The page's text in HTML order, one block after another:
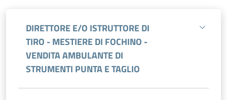
DIRETTORE E/O ISTRUTTORE DI
TIRO - MESTIERE DI FOCHINO -
VENDITA AMBULANTE DI
STRUMENTI PUNTA E TAGLIO